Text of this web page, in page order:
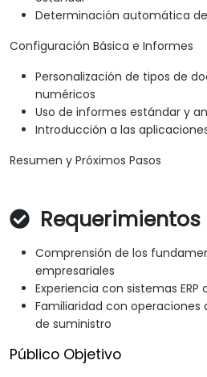
Determinación automática
Configuración Básica e Informes
Personalización de tipos de
numéricos
Uso de informes estándar y
Introducción a las aplicaciones
Resumen y Próximos Pasos
Requerimientos
Comprensión de los
empresariales
Experiencia con sistemas ERP
Familiaridad con operaciones
de suministro
Público Objetivo